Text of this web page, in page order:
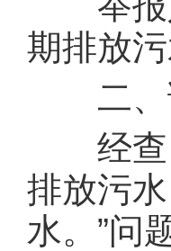
期排放
二、
经查，
排放污
水。”问